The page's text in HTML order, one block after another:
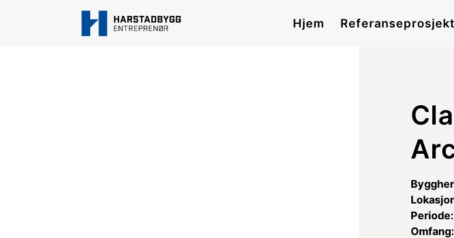
Hjem
Periode:
Omfang: